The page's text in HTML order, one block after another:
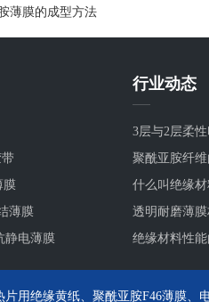
薄膜的成型方法
膜
薄膜
静电薄膜
行业动态
3层与2层柔性
聚酰亚胺纤
什么叫绝缘
透明耐磨薄膜
绝缘材料性
用绝缘黄纸、聚酰亚胺F46薄膜、